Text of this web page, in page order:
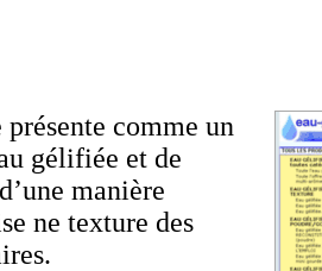
comme un
gélifiée et de
manière
ne texture des